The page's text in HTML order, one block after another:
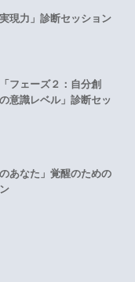
現力」診断セッション
フェーズ２：自分創
意識レベル」診断セッ
あなた」覚醒のための